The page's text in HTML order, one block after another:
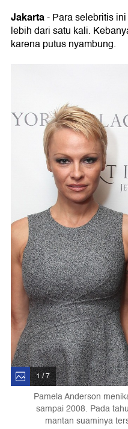
Jakarta- Para selebritis
lebih dari satu kali.
karena putus nyambung.
1 / 7
Pamela Anderson
sampai 2008. Pada
mantan suaminya